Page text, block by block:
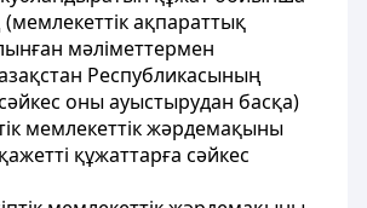
(мемлекеттік ақпараттық
мәліметтермен
Республикасының
оны ауыстырудан басқа)
мемлекеттік жәрдемақыны
құжаттарға сәйкес